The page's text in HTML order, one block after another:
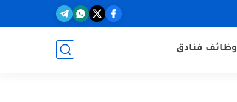
وظائف فنادق